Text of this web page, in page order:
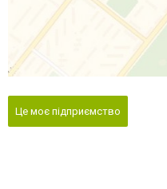
Це моє підприємство